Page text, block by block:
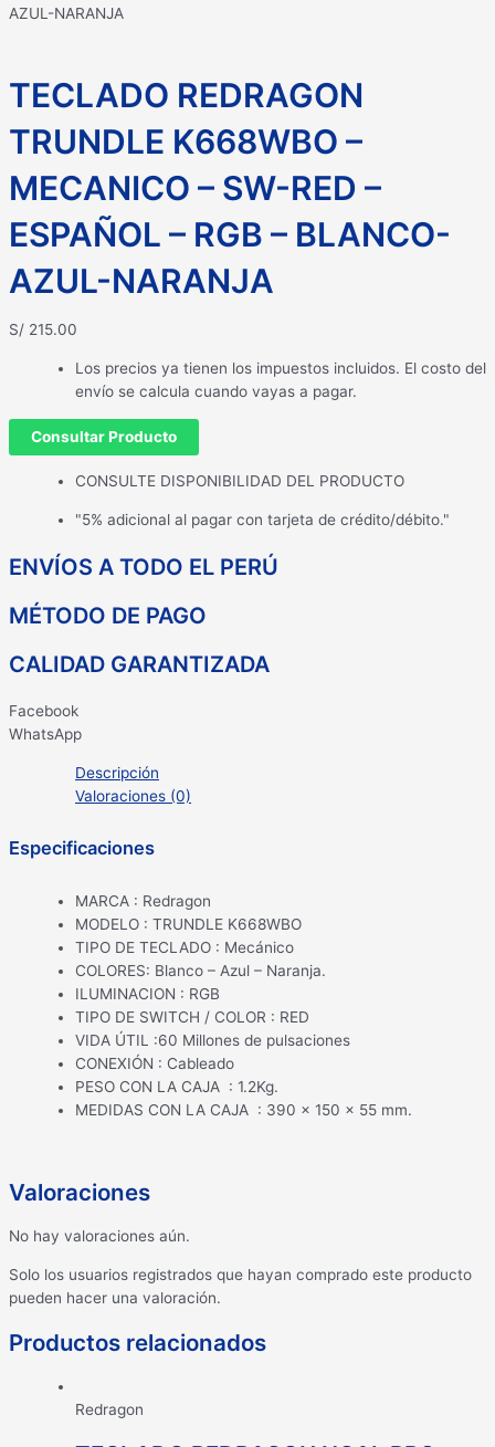
AZUL-NARANJA
TECLADO REDRAGON
TRUNDLE K668WBO –
MECANICO – SW-RED –
ESPAÑOL – RGB – BLANCO-
AZUL-NARANJA
S/ 215.00
Los precios ya tienen los impuestos incluidos. El costo del
envío se calcula cuando vayas a pagar.
Consultar Producto
CONSULTE DISPONIBILIDAD DEL PRODUCTO
"5% adicional al pagar con tarjeta de crédito/débito."
ENVÍOS A TODO EL PERÚ
MÉTODO DE PAGO
CALIDAD GARANTIZADA
Facebook
WhatsApp
Descripción
Valoraciones (0)
Especificaciones
MARCA : Redragon
MODELO : TRUNDLE K668WBO
TIPO DE TECLADO : Mecánico
COLORES: Blanco – Azul – Naranja.
ILUMINACION : RGB
TIPO DE SWITCH / COLOR : RED
VIDA ÚTIL :60 Millones de pulsaciones
CONEXIÓN : Cableado
PESO CON LA CAJA : 1.2Kg.
MEDIDAS CON LA CAJA : 390 x 150 x 55 mm.
Valoraciones
No hay valoraciones aún.
Solo los usuarios registrados que hayan comprado este producto
pueden hacer una valoración.
Productos relacionados
Redragon